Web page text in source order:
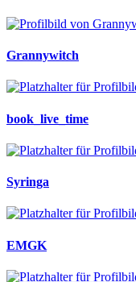
Grannywitch
book_live_time
Syringa
EMGK